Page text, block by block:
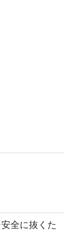
全に抜くた